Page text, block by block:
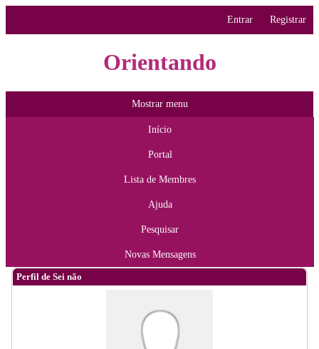
Entrar Registrar
Orientando
Mostrar menu
Início
Portal
Lista de Membres
Ajuda
Pesquisar
Novas Mensagens
Perfil de Sei não